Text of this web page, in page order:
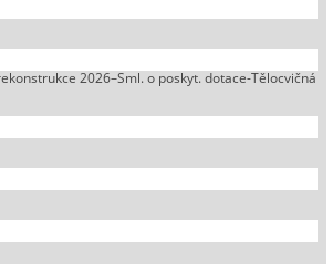
2026–Sml. o poskyt. dotace-Tělocvičná